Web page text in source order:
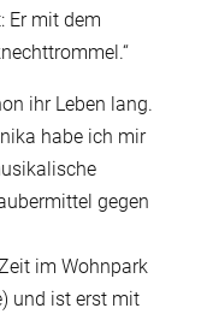
Er mit dem
ihr Leben lang.
habe ich mir
gegen
im Wohnpark
und ist erst mit